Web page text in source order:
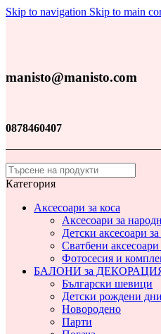
Skip to navigation Skip to main
manisto@manisto.com
0878460407
Категория
Аксесоари за коса
Аксесоари за
Детски аксесоари за
Сватбени аксесоари
Фотосесия и
БАЛОНИ за
Български шевици
Детски рождени дни
Новородено
Парти